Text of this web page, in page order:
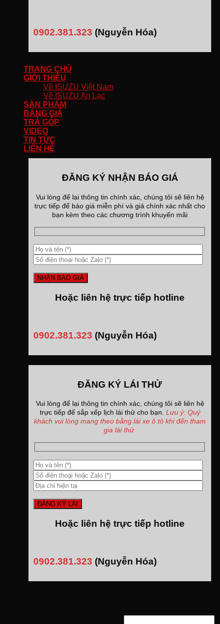
0902.381.323 (Nguyễn Hóa)
TRANG CHỦ
GIỚI THIỆU
Về ISUZU Việt Nam
Về ISUZU An Lạc
SẢN PHẨM
BẢNG GIÁ
TRẢ GÓP
VIDEO
TIN TỨC
LIÊN HỆ
ĐĂNG KÝ NHẬN BÁO GIÁ
Vui lòng để lại thông tin chính xác, chúng tôi sẽ liên hệ
trực tiếp để báo giá miễn phí và giá chính xác nhất cho
bạn kèm theo các chương trình khuyến mãi
Hoặc liên hệ trực tiếp hotline
0902.381.323 (Nguyễn Hóa)
ĐĂNG KÝ LÁI THỬ
Vui lòng để lại thông tin chính xác, chúng tôi sẽ liên hệ
trực tiếp để sắp xếp lịch lái thử cho bạn. Lưu ý: Quý
khách vui lòng mang theo bằng lái xe ô tô khi đến tham
gia lái thử.
Hoặc liên hệ trực tiếp hotline
0902.381.323 (Nguyễn Hóa)